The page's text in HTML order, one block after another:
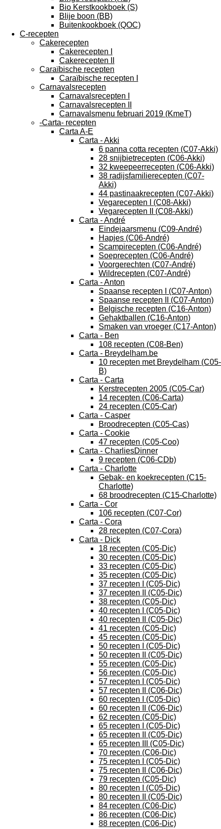
Bio Kerstkookboek (S)
Blije boon (BB)
Buitenkookboek (QOC)
C-recepten
Cakerecepten
Cakerecepten I
Cakerecepten II
Caraïbische recepten
Caraïbische recepten I
Carnavalsrecepten
Carnavalsrecepten I
Carnavalsrecepten II
Carnavalsmenu februari 2019 (KmeT)
-Carta- recepten
Carta A-E
Carta - Akki
6 panna cotta recepten (C07-Akki)
28 snijbietrecepten (C06-Akki)
32 kweepeerrecepten (C06-Akki)
38 radijsfamilierecepten (C07-
Akki)
44 pastinaakrecepten (C07-Akki)
Vegarecepten I (C08-Akki)
Vegarecepten II (C08-Akki)
Carta - André
Eindejaarsmenu (C09-André)
Hapjes (C06-André)
Scampirecepten (C06-André)
Soeprecepten (C06-André)
Voorgerechten (C07-André)
Wildrecepten (C07-André)
Carta - Anton
Spaanse recepten I (C07-Anton)
Spaanse recepten II (C07-Anton)
Belgische recepten (C16-Anton)
Gehaktballen (C16-Anton)
Smaken van vroeger (C17-Anton)
Carta - Ben
108 recepten (C08-Ben)
Carta - Breydelham.be
10 recepten met Breydelham (C05-
B)
Carta - Carta
Kerstrecepten 2005 (C05-Car)
14 recepten (C06-Carta)
24 recepten (C05-Car)
Carta - Casper
Broodrecepten (C05-Cas)
Carta - Cookie
47 recepten (C05-Coo)
Carta - CharliesDinner
9 recepten (C06-CDb)
Carta - Charlotte
Gebak- en koekrecepten (C15-
Charlotte)
68 broodrecepten (C15-Charlotte)
Carta - Cor
106 recepten (C07-Cor)
Carta - Cora
28 recepten (C07-Cora)
Carta - Dick
18 recepten (C05-Dic)
30 recepten (C05-Dic)
33 recepten (C05-Dic)
35 recepten (C05-Dic)
37 recepten I (C05-Dic)
37 recepten II (C05-Dic)
38 recepten (C05-Dic)
40 recepten I (C05-Dic)
40 recepten II (C05-Dic)
41 recepten (C05-Dic)
45 recepten (C05-Dic)
50 recepten I (C05-Dic)
50 recepten II (C05-Dic)
55 recepten (C05-Dic)
56 recepten (C05-Dic)
57 recepten I (C05-Dic)
57 recepten II (C06-Dic)
60 recepten I (C05-Dic)
60 recepten II (C06-Dic)
62 recepten (C05-Dic)
65 recepten I (C05-Dic)
65 recepten II (C05-Dic)
65 recepten III (C05-Dic)
70 recepten (C06-Dic)
75 recepten I (C05-Dic)
75 recepten II (C06-Dic)
79 recepten (C05-Dic)
80 recepten I (C05-Dic)
80 recepten II (C05-Dic)
84 recepten (C06-Dic)
86 recepten (C06-Dic)
88 recepten (C06-Dic)